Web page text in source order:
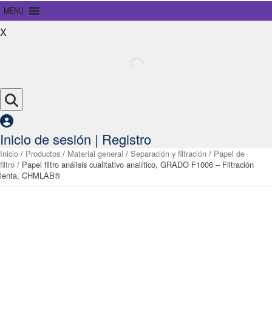
Primary
Menu
MENU
x
Inicio de sesión | Registro
Inicio / Productos / Material general / Separación y filtración / Papel de
filtro / Papel filtro análisis cualitativo analítico, GRADO F1006 – Filtración
lenta, CHMLAB®